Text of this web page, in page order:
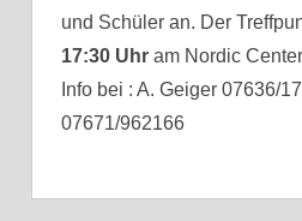
und Schüler an. Der
17:30 Uhram Nordic
Info bei : A. Geiger 07636/
07671/962166